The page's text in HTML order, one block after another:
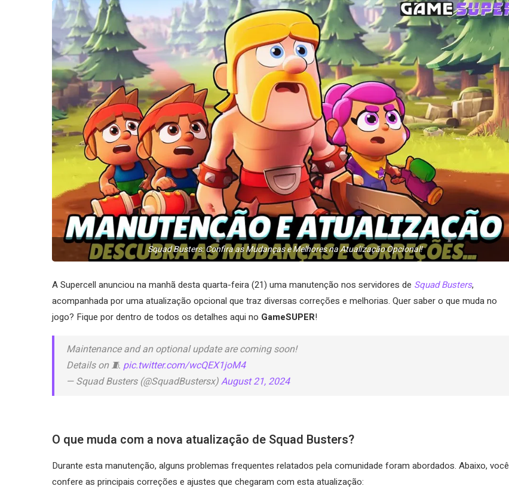
Squad Busters: Confira as Mudanças e Melhores na Atualização Opcional!
A Supercell anunciou na manhã desta quarta-feira (21) uma manutenção nos servidores de Squad Busters,
acompanhada por uma atualização opcional que traz diversas correções e melhorias. Quer saber o que muda no
jogo? Fique por dentro de todos os detalhes aqui no GameSUPER!
Maintenance and an optional update are coming soon!
Details on 🧵 pic.twitter.com/wcQEX1joM4
— Squad Busters (@SquadBustersx)August 21, 2024
O que muda com a nova atualização de Squad Busters?
Durante esta manutenção, alguns problemas frequentes relatados pela comunidade foram abordados. Abaixo, você
confere as principais correções e ajustes que chegaram com esta atualização: